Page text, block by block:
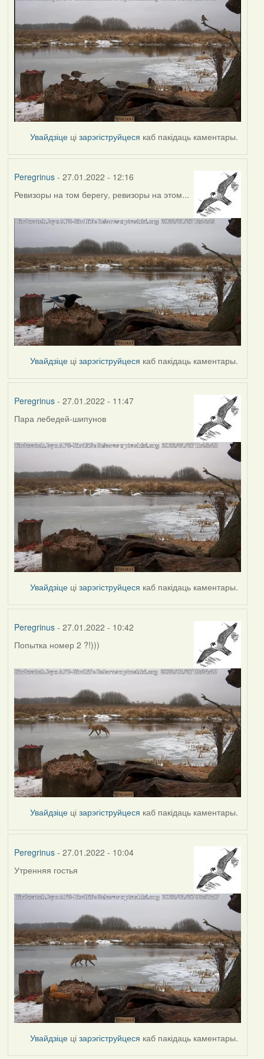
Увайдзіце цізарэгіструйцеся каб пакідаць каментары.
Peregrinus- 27.01.2022 - 12:16
Ревизоры на том берегу, ревизоры на этом...
Увайдзіце цізарэгіструйцеся каб пакідаць каментары.
Peregrinus- 27.01.2022 - 11:47
Пара лебедей-шипунов
Увайдзіце цізарэгіструйцеся каб пакідаць каментары.
Peregrinus- 27.01.2022 - 10:42
Попытка номер 2 ?!)))
Увайдзіце цізарэгіструйцеся каб пакідаць каментары.
Peregrinus- 27.01.2022 - 10:04
Утренняя гостья
Увайдзіце цізарэгіструйцеся каб пакідаць каментары.